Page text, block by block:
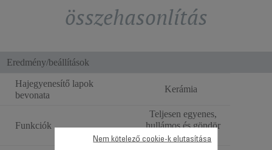
összehasonlítás
Eredmény/beállítások
Hajegyenesítő lapok
bevonata
Kerámia
Funkciók
Teljesen egyenes,
hullámos és göndör
haj
Nem kötelező cookie-k elutasítása